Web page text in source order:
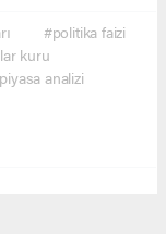
#politika faizi
kuru
analizi